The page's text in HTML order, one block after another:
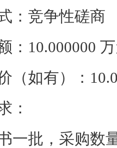
：竞争性磋商
：10.000000
（如有）：
：
一批，采购数